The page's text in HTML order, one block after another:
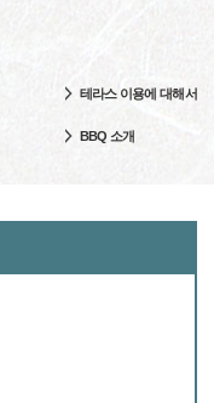
테라스 이용에 대해서
BBQ 소개